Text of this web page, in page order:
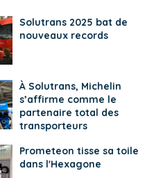
Solutrans 2025 bat de
nouveaux records
À Solutrans, Michelin
s’affirme comme le
partenaire total des
transporteurs
Prometeon tisse sa toile
dans l'Hexagone